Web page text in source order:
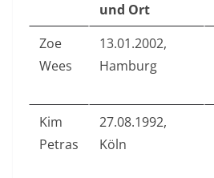
und Ort
Zoe
Wees
13.01.2002,
Hamburg
Kim
Petras
27.08.1992,
Köln